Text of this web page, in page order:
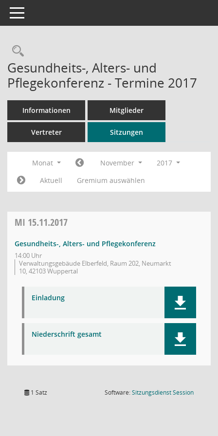
Toggle navigation
Rechercheauswahl
Gesundheits-, Alters- und
Pflegekonferenz - Termine 2017
Informationen Mitglieder
Vertreter Sitzungen
Monat November
2017
Aktuell
Gremium auswählen
MI 15.11.2017
Gesundheits-, Alters- und Pflegekonferenz
14:00 Uhr
Verwaltungsgebäude Elberfeld, Raum 202, Neumarkt
10, 42103 Wuppertal
Einladung
Niederschrift gesamt
1 Satz Software:SitzungsdienstSession(Wird in